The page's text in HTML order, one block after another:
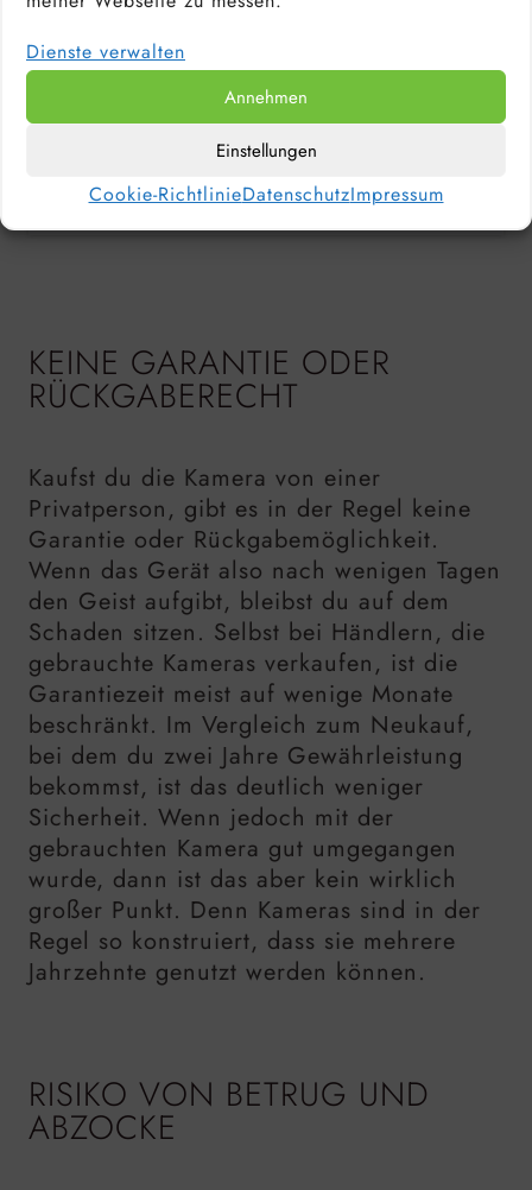
Dienste verwalten
Annehmen
Einstellungen
Cookie-RichtlinieDatenschutzImpressum
Das Äußere einer Kamera gibt nur einen
Bruchteil von dem wider, was sie erlebt hat.
war in einem ausgezeichnetem Zustand als ich
sie verkauft habe.
KEINE GARANTIE ODER
RÜCKGABERECHT
Kaufst du die Kamera von einer
Privatperson, gibt es in der Regel keine
Garantie oder Rückgabemöglichkeit.
Wenn das Gerät also nach wenigen Tagen
den Geist aufgibt, bleibst du auf dem
Schaden sitzen. Selbst bei Händlern, die
gebrauchte Kameras verkaufen, ist die
Garantiezeit meist auf wenige Monate
beschränkt. Im Vergleich zum Neukauf,
bei dem du zwei Jahre Gewährleistung
bekommst, ist das deutlich weniger
Sicherheit. Wenn jedoch mit der
gebrauchten Kamera gut umgegangen
wurde, dann ist das aber kein wirklich
großer Punkt. Denn Kameras sind in der
Regel so konstruiert, dass sie mehrere
Jahrzehnte genutzt werden können.
RISIKO VON BETRUG UND
ABZOCKE